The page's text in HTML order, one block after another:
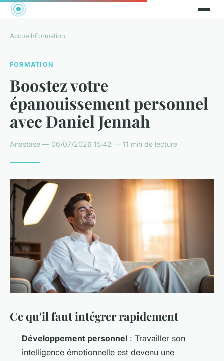
Accueil›Formation
FORMATION
Boostez votre
épanouissement personnel
avec Daniel Jennah
Anastase — 06/07/2026 15:42 — 11 min de lecture
Ce qu'il faut intégrer rapidement
Développement personnel : Travailler son
intelligence émotionnelle est devenu une